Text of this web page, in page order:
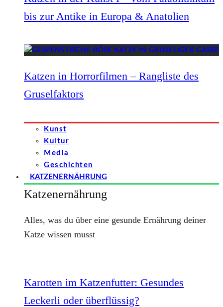
bis zur Antike in Europa & Anatolien
Katzen in Horrorfilmen – Rangliste des
Gruselfaktors
Kunst
Kultur
Media
Geschichten
KATZENERNÄHRUNG
Katzenernährung
Alles, was du über eine gesunde Ernährung deiner
Katze wissen musst
Karotten im Katzenfutter: Gesundes
Leckerli oder überflüssig?